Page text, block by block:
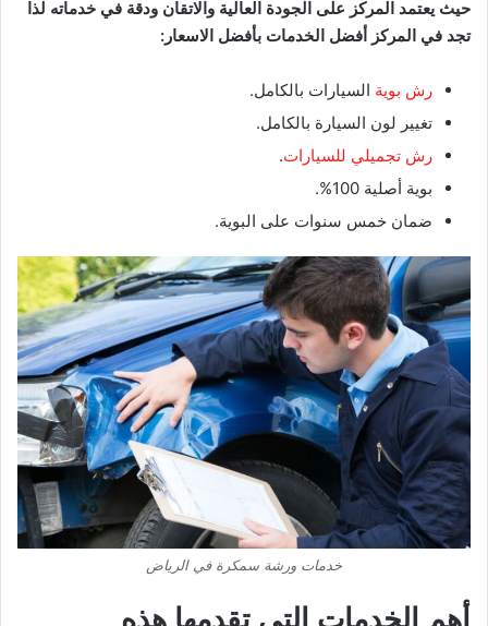
حيث يعتمد المركز على الجودة العالية والاتقان ودقة في خدماته لذا
تجد في المركز أفضل الخدمات بأفضل الاسعار:
رش بوية السيارات بالكامل.
تغيير لون السيارة بالكامل.
رش تجميلي للسيارات.
بوية أصلية 100%.
ضمان خمس سنوات على البوية.
خدمات ورشة سمكرة في الرياض
أهم الخدمات التي تقدمها هذه